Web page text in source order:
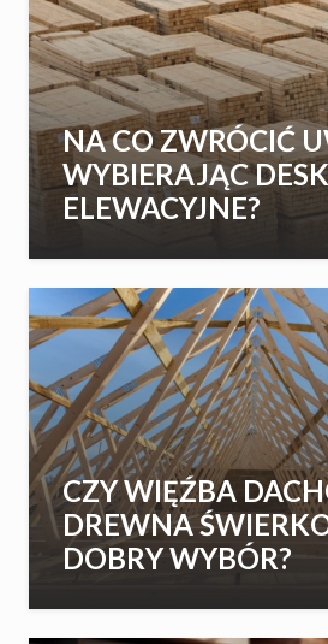
NA CO ZWRÓCIĆ
WYBIERAJĄC
ELEWACYJNE?
CZY WIĘŹBA
DREWNA
DOBRY WYBÓR?